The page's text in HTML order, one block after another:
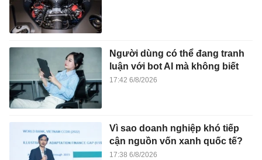
Người dùng có thể đang tranh
luận với bot AI mà không biết
17:42 6/8/2026
Vì sao doanh nghiệp khó tiếp
cận nguồn vốn xanh quốc tế?
17:38 6/8/2026